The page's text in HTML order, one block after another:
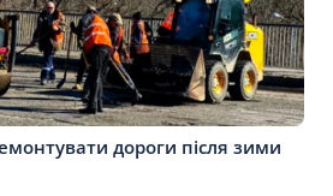
дороги після зими